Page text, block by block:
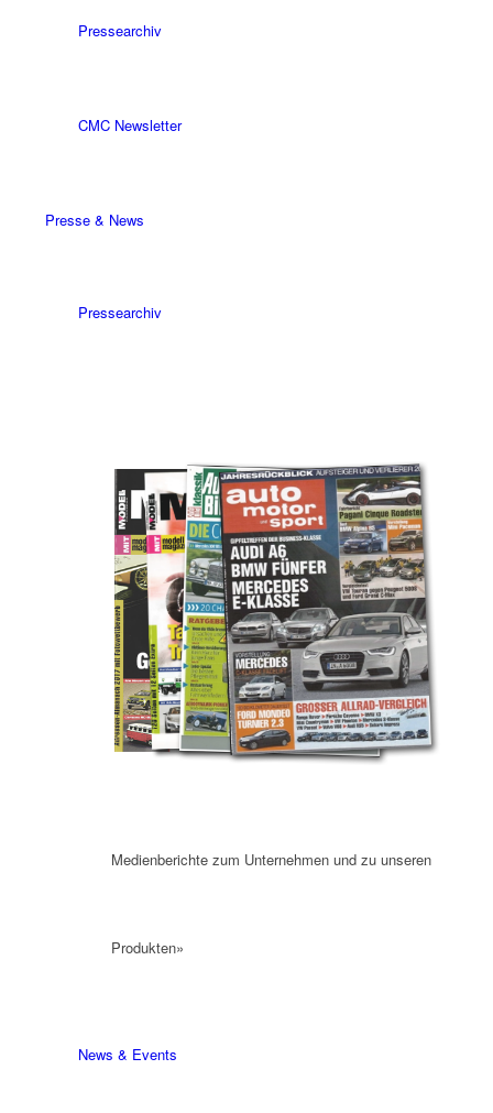
Pressearchiv
CMC Newsletter
Presse & News
Pressearchiv
Medienberichte zum Unternehmen und zu unseren
Produkten»
News & Events